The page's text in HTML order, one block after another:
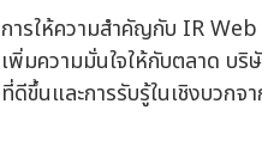
การให้ความสำคัญกับ IR
เพิ่มความมั่นใจให้กับตลาด บริ
ที่ดีขึ้นและการรับรู้ในเชิงบวกจ